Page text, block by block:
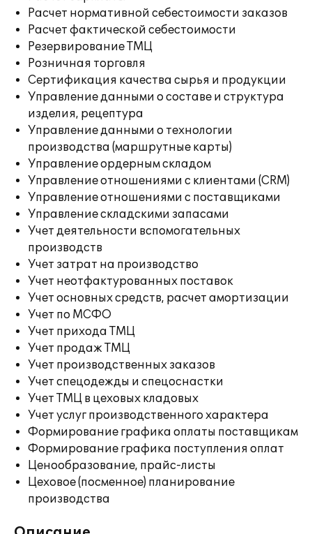
Расчет нормативной себестоимости заказов
Расчет фактической себестоимости
Резервирование ТМЦ
Розничная торговля
Сертификация качества сырья и продукции
Управление данными о составе и структура
изделия, рецептура
Управление данными о технологии
производства (маршрутные карты)
Управление ордерным складом
Управление отношениями с клиентами (CRM)
Управление отношениями с поставщиками
Управление складскими запасами
Учет деятельности вспомогательных
производств
Учет затрат на производство
Учет неотфактурованных поставок
Учет основных средств, расчет амортизации
Учет по МСФО
Учет прихода ТМЦ
Учет продаж ТМЦ
Учет производственных заказов
Учет спецодежды и спецоснастки
Учет ТМЦ в цеховых кладовых
Учет услуг производственного характера
Формирование графика оплаты поставщикам
Формирование графика поступления оплат
Ценообразование, прайс-листы
Цеховое (посменное) планирование
производства